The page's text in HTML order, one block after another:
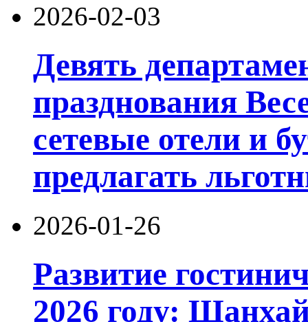
2026-02-03
Девять
празднования
сетевые отели и
предлагать
2026-01-26
Развитие
2026 году: